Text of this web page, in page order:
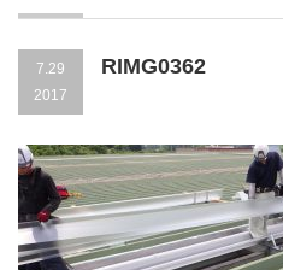
7.29
2017
RIMG0362